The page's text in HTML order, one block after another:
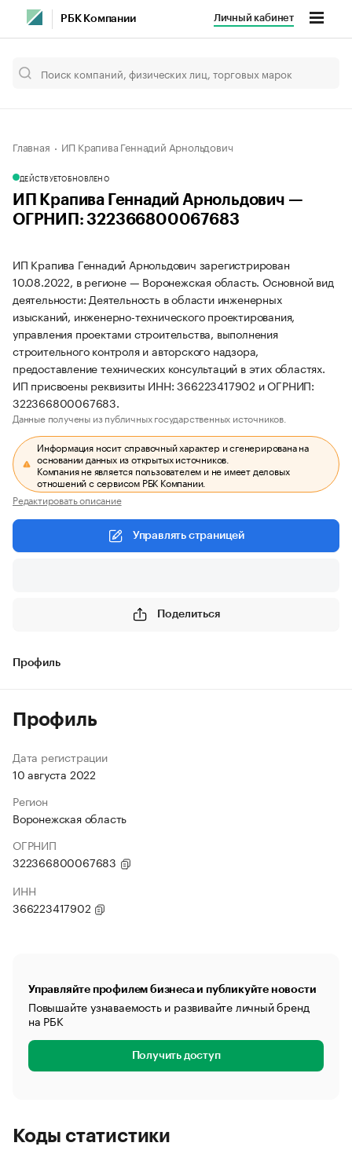
РБК Компании Личный кабинет
Главная ИП Крапива Геннадий Арнольдович
ДЕЙСТВУЕТОБНОВЛЕНО
ИП Крапива Геннадий Арнольдович —
ОГРНИП: 322366800067683
ИП Крапива Геннадий Арнольдович зарегистрирован
10.08.2022, в регионе — Воронежская область. Основной вид
деятельности: Деятельность в области инженерных
изысканий, инженерно-технического проектирования,
управления проектами строительства, выполнения
строительного контроля и авторского надзора,
предоставление технических консультаций в этих областях.
ИП присвоены реквизиты ИНН: 366223417902 и ОГРНИП:
322366800067683.
Данные получены из публичных государственных источников.
Информация носит справочный характер и сгенерирована на
основании данных из открытых источников.
Компания не является пользователем и не имеет деловых
отношений с сервисом РБК Компании.
Редактировать описание
Управлять страницей
Поделиться
Профиль
Профиль
Дата регистрации
10 августа 2022
Регион
Воронежская область
ОГРНИП
322366800067683
ИНН
366223417902
Управляйте профилем бизнеса и публикуйте новости
Повышайте узнаваемость и развивайте личный бренд
на РБК
Получить доступ
Коды статистики